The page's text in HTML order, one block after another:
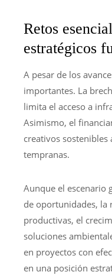
Retos
estratégicos
A pesar de los
importantes. La
limita el acceso a
Asimismo, el
creativos
tempranas.
Aunque el escenario
de oportunidades, la
productivas, el
soluciones
en proyectos con
en una posición